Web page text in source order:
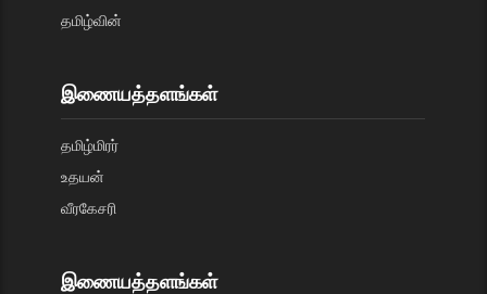
தமிழ்வின்
இணையத்தளங்கள்
தமிழ்மிரர்
உதயன்
வீரகேசரி
இணையத்தளங்கள்